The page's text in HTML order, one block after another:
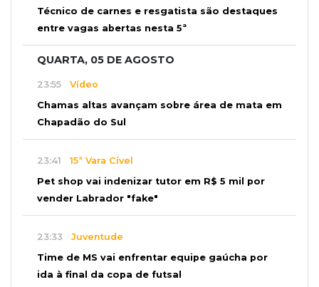
Técnico de carnes e resgatista são destaques
entre vagas abertas nesta 5ª
QUARTA, 05 DE AGOSTO
23:55 Vídeo
Chamas altas avançam sobre área de mata em
Chapadão do Sul
23:41 15ª Vara Cível
Pet shop vai indenizar tutor em R$ 5 mil por
vender Labrador "fake"
23:33 Juventude
Time de MS vai enfrentar equipe gaúcha por
ida à final da copa de futsal